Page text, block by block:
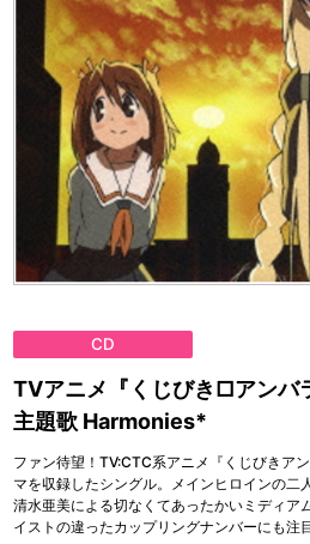
CD
TVアニメ『くじびき□アンバ
主題歌 Harmonies*
ファン待望！TV:CTC系アニメ『くじびきア
マを収録したシングル。メインヒロインの二
清水亜美による切なくてあったかいミディア
イストの違ったカップリングナンバーにも注